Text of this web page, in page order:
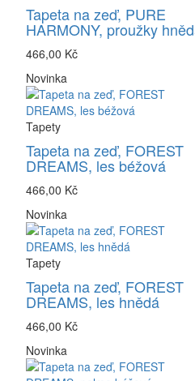
Tapeta na zeď, PURE
HARMONY, proužky
466,00 Kč
Novinka
Tapety
Tapeta na zeď, FOREST
DREAMS, les béžová
466,00 Kč
Novinka
Tapety
Tapeta na zeď, FOREST
DREAMS, les hnědá
466,00 Kč
Novinka